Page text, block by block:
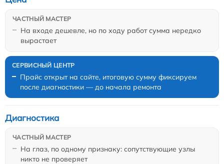
На входе дешевле, но по ходу работ сумма нередко
вырастает
Прайс открыт на сайте, итоговую сумму фиксируем
после диагностики — до начала ремонта
На глаз, по одному признаку: сопутствующие узлы
никто не проверяет
Диагностика